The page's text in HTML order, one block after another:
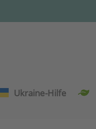
Ukraine-Hilfe